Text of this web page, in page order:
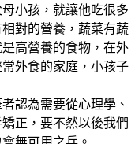
小孩，就讓他吃很多
對的營養，蔬菜有蔬
高營養的食物，在外
外食的家庭，小孩子
認為需要從心理學、
正，要不然以後我們